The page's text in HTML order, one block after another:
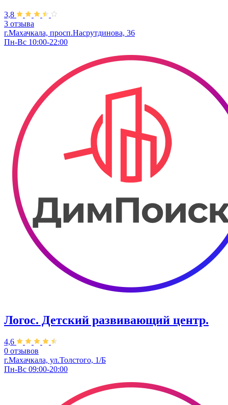
3,8
3 отзыва
г.Махачкала, ​просп.Насрутдинова, 36
Пн-Вс 10:00-22:00
Логос. Детский развивающий центр.
4,6
0 отзывов
г.Махачкала, ул.Толстого, 1/Б
Пн-Вс 09:00-20:00